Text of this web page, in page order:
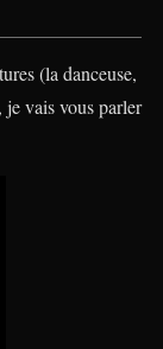
(la danceuse,
vais vous parler